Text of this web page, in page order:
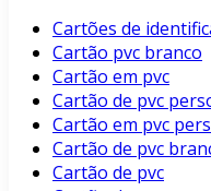
Cartões de
Cartão pvc branco
Cartão em pvc
Cartão de pvc
Cartão em pvc
Cartão de pvc
Cartão de pvc